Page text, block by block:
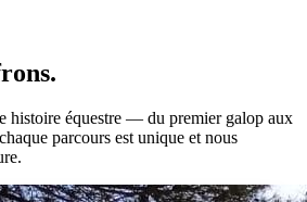
histoire équestre — du premier galop aux
parcours est unique et nous